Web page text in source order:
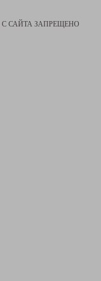
САЙТА ЗАПРЕЩЕНО